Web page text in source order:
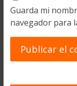
Guarda mi
navegador para